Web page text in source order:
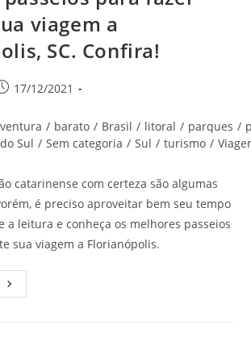
viagem a
SC. Confira!
17/12/2021
/ barato / Brasil / litoral / parques /
Sul / Sem categoria / Sul / turismo /
catarinense com certeza são algumas
é preciso aproveitar bem seu tempo
a leitura e conheça os melhores passeios
sua viagem a Florianópolis.
Melhores
Passeios